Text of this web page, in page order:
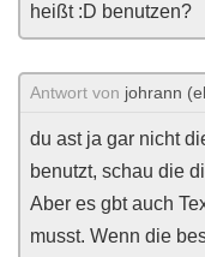
heißt :D benutzen?
Antwort von johrann
du ast ja gar nicht
benutzt, schau die
Aber es gbt auch
musst. Wenn die